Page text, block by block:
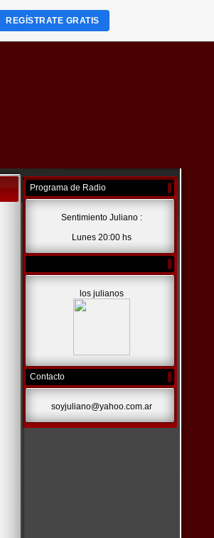
Programa de Radio
Sentimiento Juliano :
Lunes 20:00 hs
los julianos
Contacto
soyjuliano@yahoo.com.ar
REGÍSTRATE GRATIS